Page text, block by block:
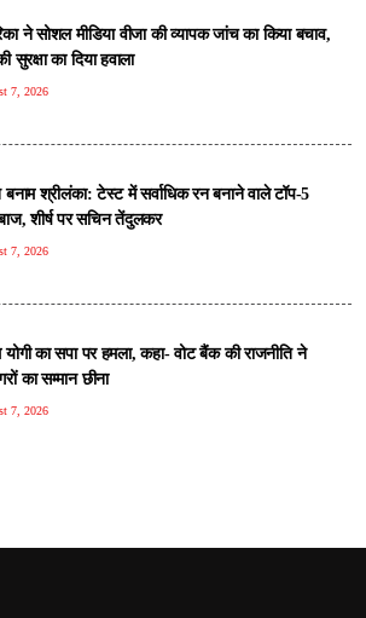
ने सोशल मीडिया वीजा की व्यापक जांच का किया बचाव,
सुरक्षा का दिया हवाला
7, 2026
बनाम श्रीलंका: टेस्ट में सर्वाधिक रन बनाने वाले टॉप-5
शीर्ष पर सचिन तेंदुलकर
7, 2026
योगी का सपा पर हमला, कहा- वोट बैंक की राजनीति ने
का सम्मान छीना
7, 2026